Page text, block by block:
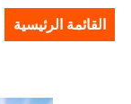
القائمة الرئيسية